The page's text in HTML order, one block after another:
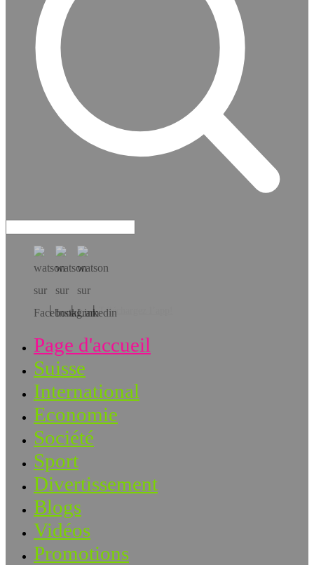
Téléchargez l’app!
Page d'accueil
Suisse
International
Economie
Société
Sport
Divertissement
Blogs
Vidéos
Promotions